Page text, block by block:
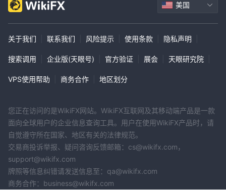
美国
关于我们 联系我们 风险提示 使用条款 隐私声明
搜索调用 企业版(天眼号) 官方验证 展会 天眼研究院
VPS使用帮助 商务合作 地区划分
您正在访问的是WikiFX网站。WikiFX互联网及其移动端产品是一款
面向全球用户的企业信息查询工具。用户在使用WikiFX产品时，请
自觉遵守所在国家、地区有关的法律规范。
交易商投诉举报、疑问咨询反馈邮箱：cs@wikifx.com，
support@wikifx.com
牌照等信息纠错请发送信息至：qa@wikifx.com
商务合作：business@wikifx.com